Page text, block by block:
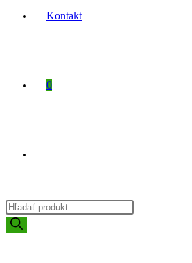
Kontakt
0
Products
search